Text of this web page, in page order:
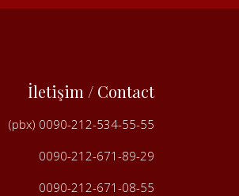
İletişim / Contact
0090-212-534-55-55 (pbx)
0090-212-671-89-29
0090-212-671-08-55